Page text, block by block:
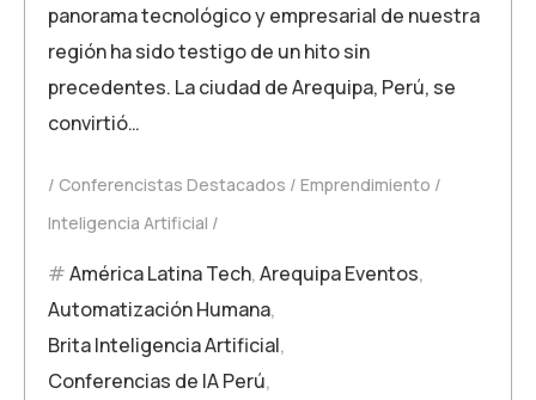
panorama tecnológico y empresarial de nuestra
región ha sido testigo de un hito sin
precedentes. La ciudad de Arequipa, Perú, se
convirtió…
Conferencistas Destacados
Emprendimiento
Inteligencia Artificial
América Latina Tech,Arequipa Eventos,
Automatización Humana,
Brita Inteligencia Artificial,
Conferencias de IA Perú,